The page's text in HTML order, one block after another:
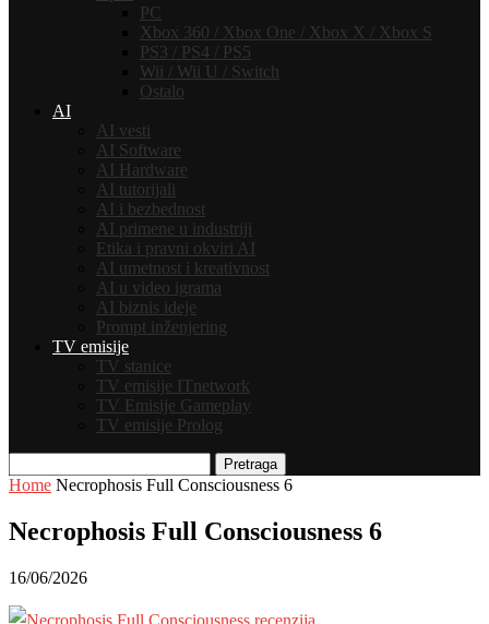
PC
Xbox 360 / Xbox One / Xbox X / Xbox S
PS3 / PS4 / PS5
Wii / Wii U / Switch
Ostalo
AI
AI vesti
AI Software
AI Hardware
AI tutorijali
AI i bezbednost
AI primene u industriji
Etika i pravni okviri AI
AI umetnost i kreativnost
AI u video igrama
AI biznis ideje
Prompt inženjering
TV emisije
TV stanice
TV emisije ITnetwork
TV Emisije Gameplay
TV emisije Prolog
Pretraga
Home Necrophosis Full Consciousness 6
Necrophosis Full Consciousness 6
16/06/2026